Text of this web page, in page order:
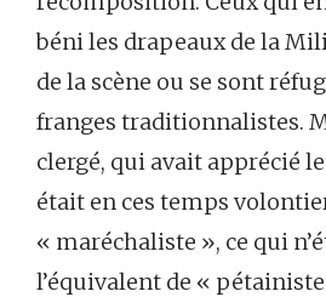
béni les drapeaux de la
de la scène ou se sont
franges traditionnalistes.
clergé, qui avait apprécié
était en ces temps
« maréchaliste », ce qui
l’équivalent de «